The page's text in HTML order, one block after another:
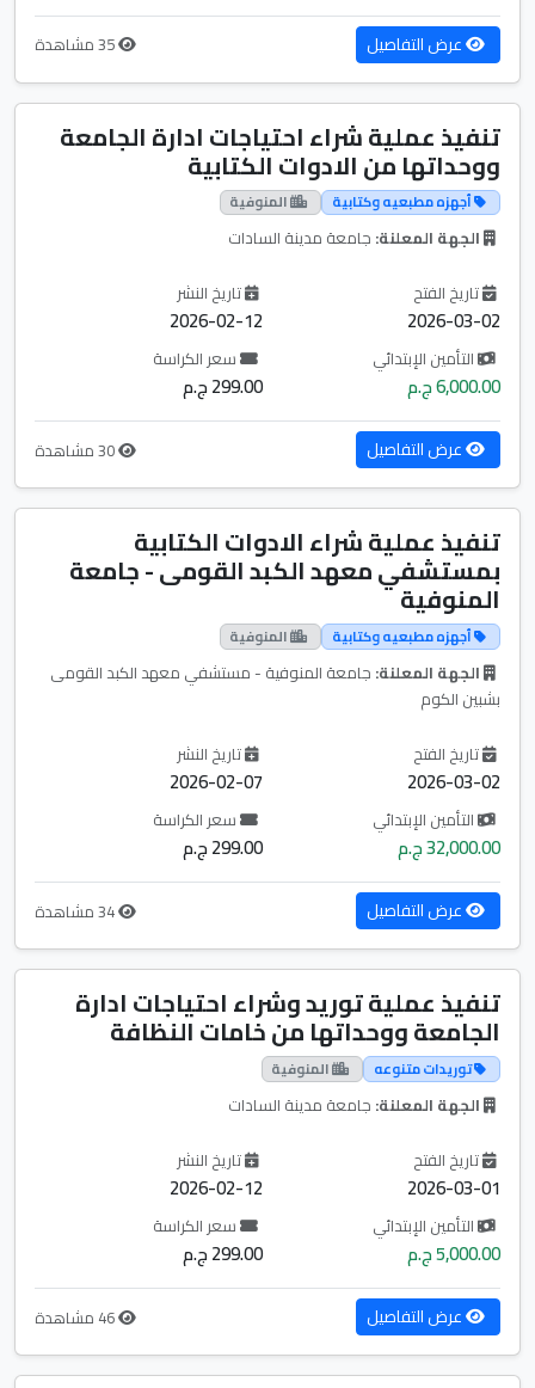
عرض التفاصيل
تنفيذ عملية شراء احتياجات ادارة الجامعة
ووحداتها من الادوات الكتابية
أجهزه مطبعيه وكتابية المنوفية
الجهة المعلنة: جامعة مدينة السادات
تاريخ الفتح
2026-03-02
تاريخ النشر
2026-02-12
التأمين الإبتدائي
6,000.00 ج.م
سعر الكراسة
299.00 ج.م
عرض التفاصيل
تنفيذ عملية شراء الادوات الكتابية
بمستشفي معهد الكبد القومى - جامعة
المنوفية
أجهزه مطبعيه وكتابية المنوفية
الجهة المعلنة: جامعة المنوفية - مستشفي معهد الكبد القومى
بشبين الكوم
تاريخ الفتح
2026-03-02
تاريخ النشر
2026-02-07
التأمين الإبتدائي
32,000.00 ج.م
سعر الكراسة
299.00 ج.م
عرض التفاصيل
تنفيذ عملية توريد وشراء احتياجات ادارة
الجامعة ووحداتها من خامات النظافة
توريدات متنوعه المنوفية
الجهة المعلنة: جامعة مدينة السادات
تاريخ الفتح
2026-03-01
تاريخ النشر
2026-02-12
التأمين الإبتدائي
5,000.00 ج.م
سعر الكراسة
299.00 ج.م
عرض التفاصيل